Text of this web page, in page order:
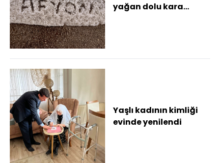
yağan dolu kara
Yaşlı kadının kimliği
evinde yenilendi